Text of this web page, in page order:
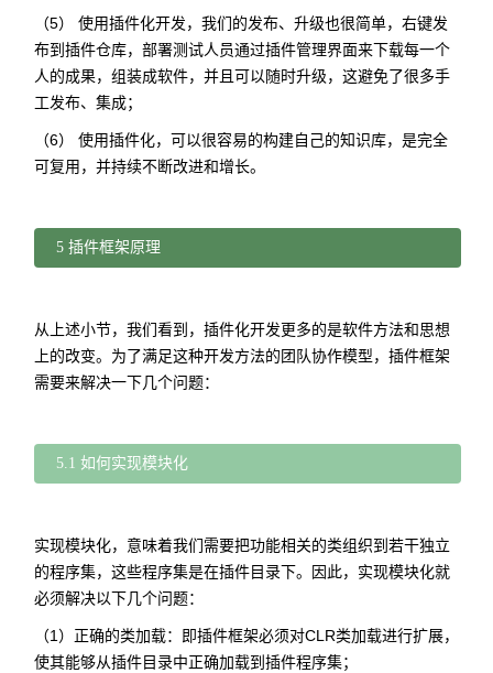
（5） 使用插件化开发，我们的发布、升级也很简单，右键发
布到插件仓库，部署测试人员通过插件管理界面来下载每一个
人的成果，组装成软件，并且可以随时升级，这避免了很多手
工发布、集成；
（6） 使用插件化，可以很容易的构建自己的知识库，是完全
可复用，并持续不断改进和增长。
5 插件框架原理
从上述小节，我们看到，插件化开发更多的是软件方法和思想
上的改变。为了满足这种开发方法的团队协作模型，插件框架
需要来解决一下几个问题：
5.1 如何实现模块化
实现模块化，意味着我们需要把功能相关的类组织到若干独立
的程序集，这些程序集是在插件目录下。因此，实现模块化就
必须解决以下几个问题：
（1）正确的类加载：即插件框架必须对CLR类加载进行扩展，
使其能够从插件目录中正确加载到插件程序集；